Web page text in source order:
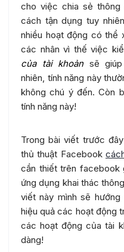
cho việc chia sẻ
cách tận dụng tuy
nhiều hoạt động có thể
các nhân vì thế việc
của tài khoảnsẽ giúp
nhiên, tính năng này
không chú ý đến. Còn
tính năng này!
Trong bài viết trước
thủ thuật Facebook
cần thiết trên facebook
ứng dụng khai thác
viết này mình sẽ
hiệu quả các hoạt động
các hoạt động của tài
dàng!